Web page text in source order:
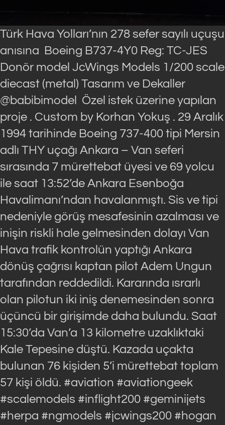
Türk Hava Yolları’nın 278 sefer sayılı uçuşu
anısına Boeing B737-4Y0 Reg: TC-JES
Donör model JcWings Models 1/200 scale
diecast (metal) Tasarım ve Dekaller
@babibimodel Özel istek üzerine yapılan
proje . Custom by Korhan Yokuş . 29 Aralık
1994 tarihinde Boeing 737-400 tipi Mersin
adlı THY uçağı Ankara – Van seferi
sırasında 7 mürettebat üyesi ve 69 yolcu
ile saat 13:52’de Ankara Esenboğa
Havalimanı’ndan havalanmıştı. Sis ve tipi
nedeniyle görüş mesafesinin azalması ve
inişin riskli hale gelmesinden dolayı Van
Hava trafik kontrolün yaptığı Ankara
dönüş çağrısı kaptan pilot Adem Ungun
tarafından reddedildi. Kararında ısrarlı
olan pilotun iki iniş denemesinden sonra
üçüncü bir girişimde daha bulundu. Saat
15:30’da Van’a 13 kilometre uzaklıktaki
Kale Tepesine düştü. Kazada uçakta
bulunan 76 kişiden 5’i mürettebat toplam
57 kişi öldü. #aviation #aviationgeek
#scalemodels #inflight200 #geminijets
#herpa #ngmodels #jcwings200 #hogan